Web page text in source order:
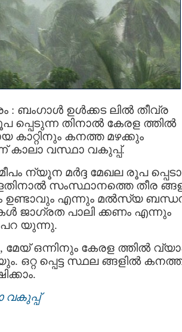
: ബംഗാൾ ഉൾക്കട ലിൽ തീവ്ര
പ്പെടുന്ന തിനാൽ കേരള ത്തില്‍
കാറ്റിനും കനത്ത മഴക്കും
കാലാ വസ്ഥാ വകുപ്പ്.
ന്യൂന മര്‍ദ്ദ മേഖല രൂപ
സംസ്ഥാനത്തെ തീര
ഉണ്ടാവും എന്നും മല്‍സ്യ
ജാഗ്രത പാലി ക്കണം എന്നും
പറ യുന്നു.
മേയ് ഒന്നിനും കേരള ത്തിൽ
ഒറ്റ പ്പെട്ട സ്ഥല ങ്ങളിൽ
വകുപ്പ്